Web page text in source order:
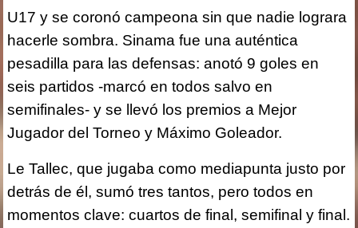
U17 y se coronó campeona sin que nadie lograra
hacerle sombra. Sinama fue una auténtica
pesadilla para las defensas: anotó 9 goles en
seis partidos -marcó en todos salvo en
semifinales- y se llevó los premios a Mejor
Jugador del Torneo y Máximo Goleador.
Le Tallec, que jugaba como mediapunta justo por
detrás de él, sumó tres tantos, pero todos en
momentos clave: cuartos de final, semifinal y final.